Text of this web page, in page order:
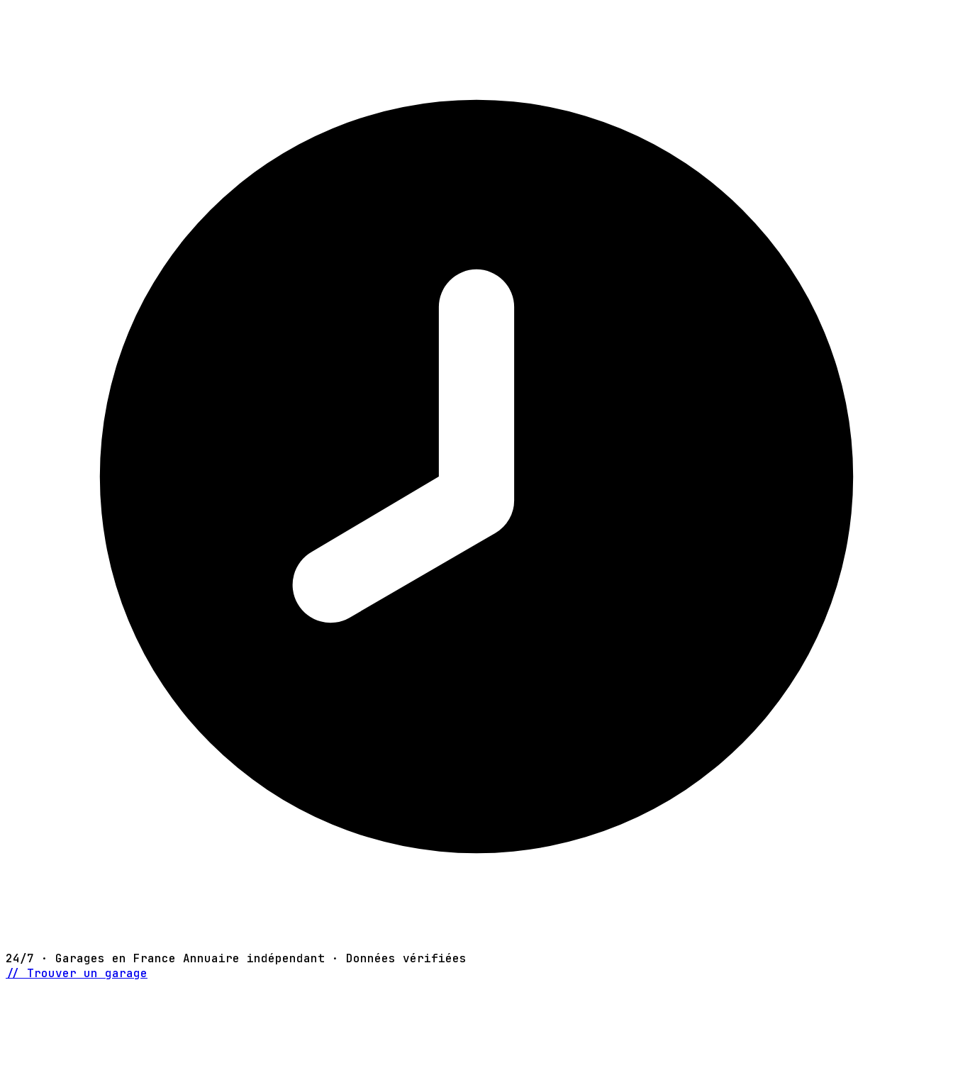
24/7 · Garages en France Annuaire indépendant · Données vérifiées
// Trouver un garage